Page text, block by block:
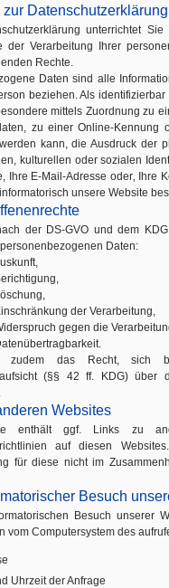
zur Datenschutzerklärung
unterrichtet
der Verarbeitung Ihrer
Rechte.
Daten sind alle
beziehen. Als
mittels Zuordnung zu
zu einer Online-Kennung
kann, die Ausdruck der
kulturellen oder sozialen
Ihre E-Mail-Adresse oder‚ Ihre
unsere Website
der DS-GVO und dem
Daten:
der Verarbeitung,
gegen die
das Recht, sich
(§§ 42 ff. KDG) über
Websites
enthält ggf. Links zu
auf diesen
für diese nicht im
Besuch
Besuch unserer
vom Computersystem des
Uhrzeit der Anfrage